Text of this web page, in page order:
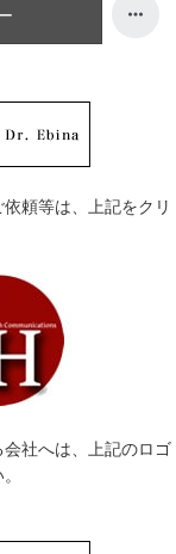
頼等は、上記をクリ
社へは、上記のロゴ